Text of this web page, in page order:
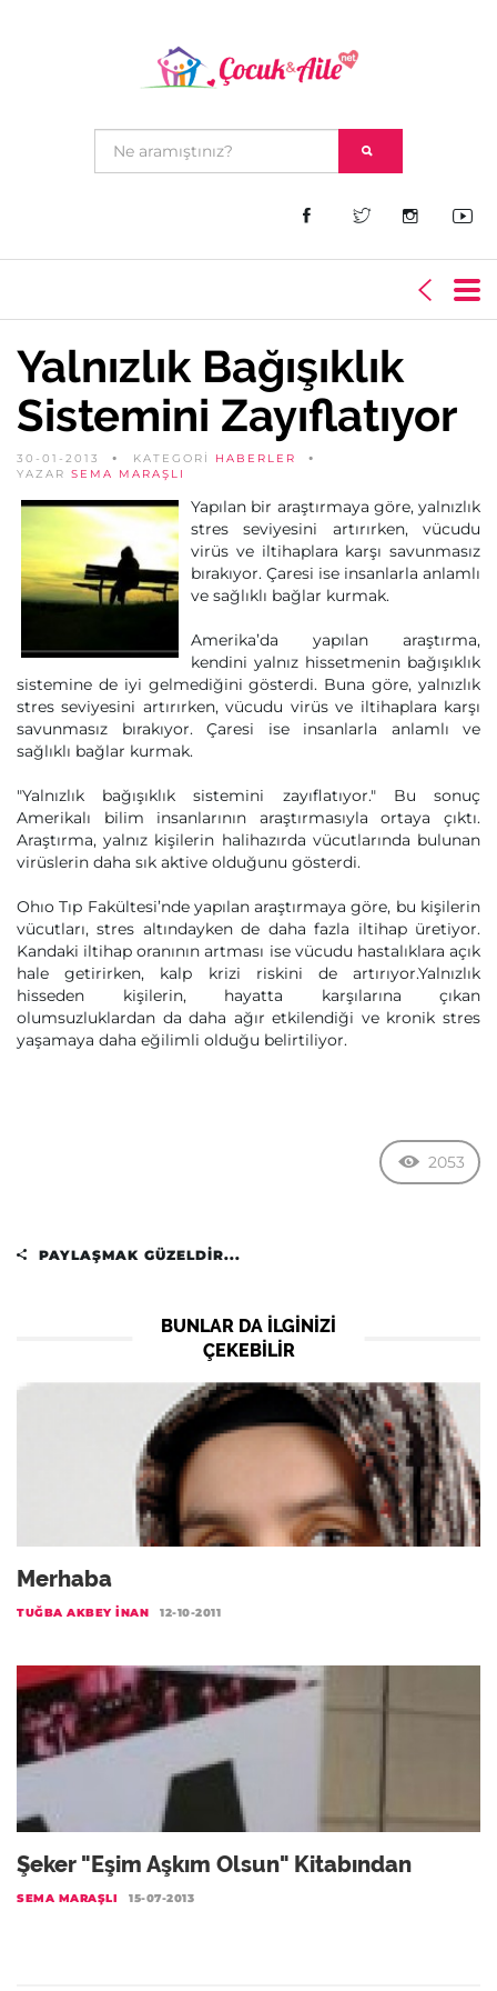
Yalnızlık Bağışıklık
Sistemini Zayıflatıyor
30-01-2013 KATEGORİ HABERLER
YAZAR SEMA MARAŞLI
Yapılan bir araştırmaya göre, yalnızlık
stres seviyesini artırırken, vücudu
virüs ve iltihaplara karşı savunmasız
bırakıyor. Çaresi ise insanlarla anlamlı
ve sağlıklı bağlar kurmak.
Amerika’da yapılan araştırma,
kendini yalnız hissetmenin bağışıklık
sistemine de iyi gelmediğini gösterdi. Buna göre, yalnızlık
stres seviyesini artırırken, vücudu virüs ve iltihaplara karşı
savunmasız bırakıyor. Çaresi ise insanlarla anlamlı ve
sağlıklı bağlar kurmak.
"Yalnızlık bağışıklık sistemini zayıflatıyor." Bu sonuç
Amerikalı bilim insanlarının araştırmasıyla ortaya çıktı.
Araştırma, yalnız kişilerin halihazırda vücutlarında bulunan
virüslerin daha sık aktive olduğunu gösterdi.
Ohıo Tıp Fakültesi’nde yapılan araştırmaya göre, bu kişilerin
vücutları, stres altındayken de daha fazla iltihap üretiyor.
Kandaki iltihap oranının artması ise vücudu hastalıklara açık
hale getirirken, kalp krizi riskini de artırıyor.Yalnızlık
hisseden kişilerin, hayatta karşılarına çıkan
olumsuzluklardan da daha ağır etkilendiği ve kronik stres
yaşamaya daha eğilimli olduğu belirtiliyor.
2053
PAYLAŞMAK GÜZELDIR...
BUNLAR DA ILGINIZI
ÇEKEBILIR
Merhaba
TUĞBA AKBEY İNAN 12-10-2011
Şeker "Eşim Aşkım Olsun" Kitabından
SEMA MARAŞLI 15-07-2013